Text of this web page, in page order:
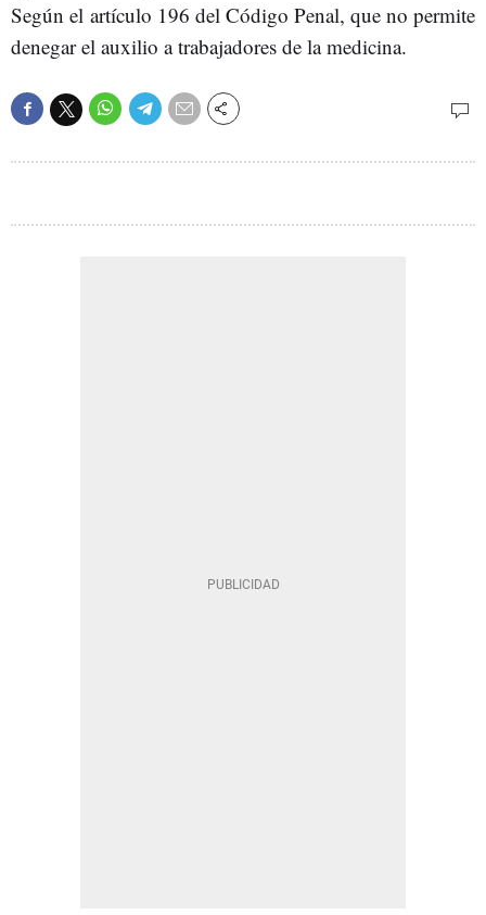
Según el artículo 196 del Código Penal, que no permite
denegar el auxilio a trabajadores de la medicina.